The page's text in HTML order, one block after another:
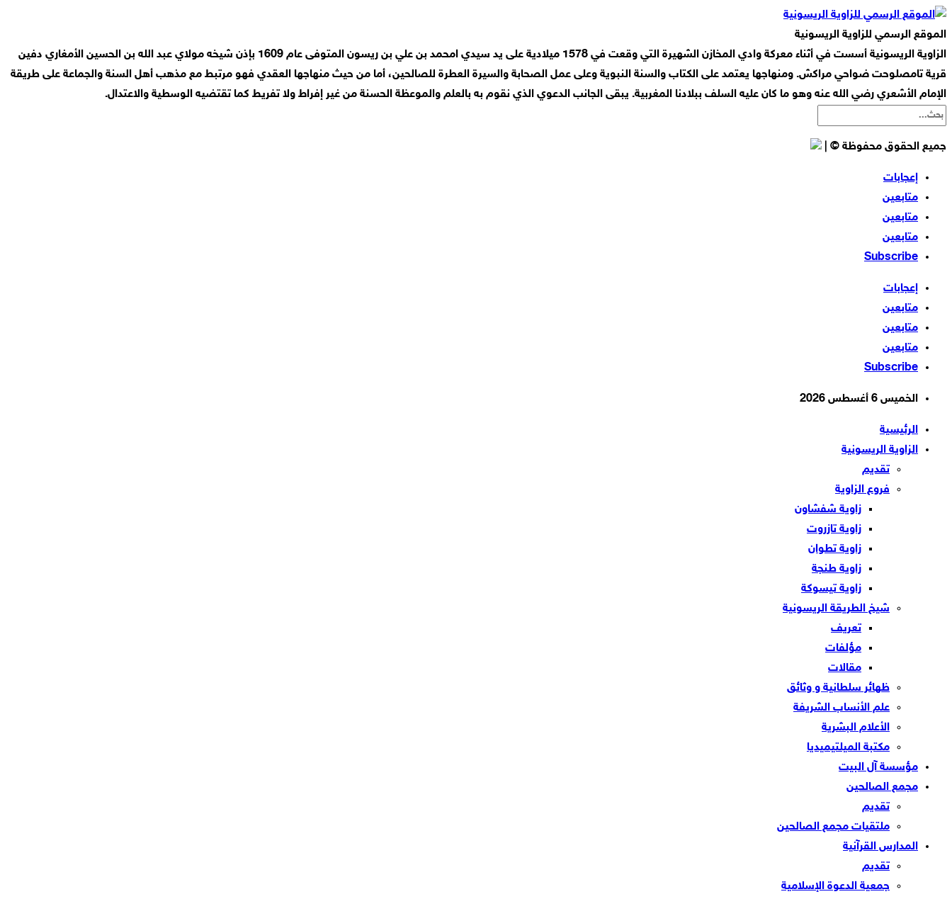
الموقع الرسمي للزاوية الريسونية
الزاوية الريسونية أسست في أثناء معركة وادي المخازن الشهيرة التي وقعت في 1578 ميلادية على يد سيدي امحمد بن علي بن ريسون المتوفى عام 1609 بإذن شيخه مولاي عبد الله بن الحسين الأمغاري دفين
قرية تامصلوحت ضواحي مراكش. ومنهاجها يعتمد على الكتاب والسنة النبوية وعلى عمل الصحابة والسيرة العطرة للصالحين، أما من حيث منهاجها العقدي فهو مرتبط مع مذهب أهل السنة والجماعة على طريقة
الإمام الأشعري رضي الله عنه وهو ما كان عليه السلف ببلادنا المغربية. يبقى الجانب الدعوي الذي نقوم به بالعلم والموعظة الحسنة من غير إفراط ولا تفريط كما تقتضيه الوسطية والاعتدال.
جميع الحقوق محفوظة © |
إعجابات
متابعين
متابعين
متابعين
Subscribe
إعجابات
متابعين
متابعين
متابعين
Subscribe
الخميس 6 أغسطس 2026
الرئيسية
الزاوية الريسونية
تقديم
فروع الزاوية
زاوية شفشاون
زاوية تازروت
زاوية تطوان
زاوية طنجة
زاوية تيسوكة
شيخ الطريقة الريسونية
تعريف
مؤلفات
مقالات
ظهائر سلطانية و وثائق
علم الأنساب الشريفة
الأعلام البشرية
مكتبة الميلتيميديا
مؤسسة آل البيت
مجمع الصالحين
تقديم
ملتقيات مجمع الصالحين
المدارس القرآنية
تقديم
جمعية الدعوة الإسلامية